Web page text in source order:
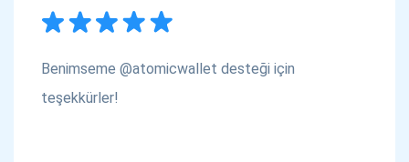
Benimseme @atomicwallet desteği için
teşekkürler!